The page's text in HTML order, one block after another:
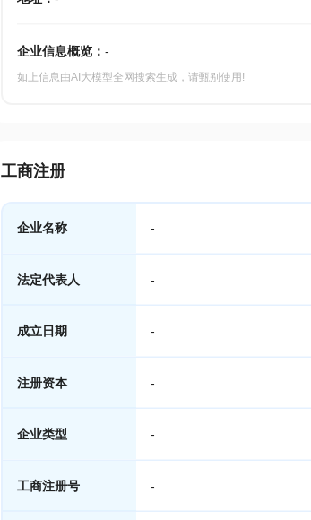
企业信息概览： -
如上信息由AI大模型全网搜索生成，请甄别使用!
工商注册
企业名称 -
法定代表人 -
成立日期 -
注册资本 -
企业类型 -
工商注册号 -